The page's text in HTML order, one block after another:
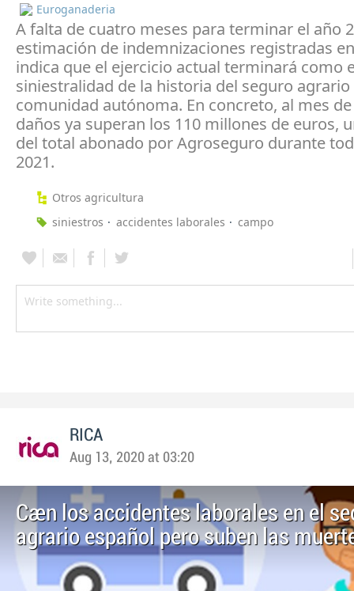
Euroganaderia
A falta de cuatro meses para terminar el año
estimación de indemnizaciones registradas
indica que el ejercicio actual terminará como
siniestralidad de la historia del seguro agrario
comunidad autónoma. En concreto, al mes
daños ya superan los 110 millones de euros,
del total abonado por Agroseguro durante
2021.
Otros agricultura
siniestros
accidentes laborales campo
RICA
Aug 13, 2020 at 03:20
Caen los accidentes laborales en el
agrario español pero suben las